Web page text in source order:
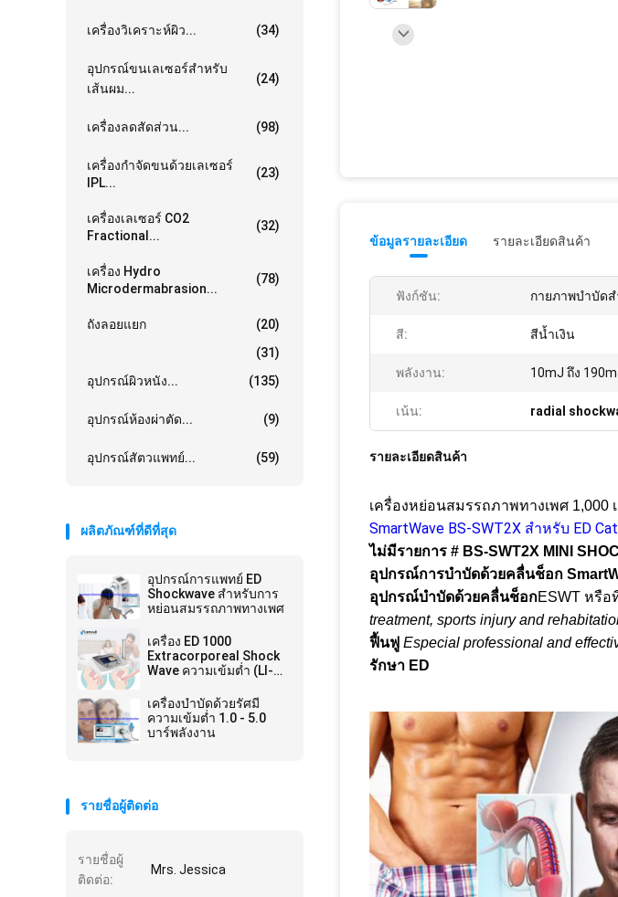
เครื่องวิเคราะห์ผิว... (34)
อุปกรณ์ขนเลเซอร์สำหรับ
เส้นผม...
(24)
เครื่องลดสัดส่วน... (98)
เครื่องกำจัดขนด้วยเลเซอร์
IPL...
(23)
เครื่องเลเซอร์ CO2
Fractional...
(32)
เครื่อง Hydro
Microdermabrasion...
(78)
ถังลอยแยก
(20)
(31)
อุปกรณ์ผิวหนัง...
(135)
อุปกรณ์ห้องผ่าตัด... (9)
อุปกรณ์สัตวแพทย์... (59)
ผลิตภัณฑ์ที่ดีที่สุด
อุปกรณ์การแพทย์ ED
Shockwave สำหรับการ
หย่อนสมรรถภาพทางเพศ
เครื่อง ED 1000
Extracorporeal Shock
Wave ความเข้มต่ำ (LI-
เครื่องบำบัดด้วยรัศมี
ความเข้มต่ำ 1.0 - 5.0
บาร์พลังงาน
รายชื่อผู้ติดต่อ
รายชื่อผู้
ติดต่อ:
Mrs. Jessica
ข้อมูลรายละเอียด รายละเอียดสินค้า
ฟังก์ชัน: กายภาพบำบัดส
สี: สีน้ำเงิน
พลังงาน: 10mJ ถึง
เน้น: radial
รายละเอียดสินค้า
เครื่องหย่อนสมรรถภาพทางเพศ 1,000
SmartWave BS-SWT2X สำหรับ ED
ไม่มีรายการ # BS-SWT2X MINI
อุปกรณ์การบำบัดด้วยคลื่นช็อก
อุปกรณ์บำบัดด้วยคลื่นช็อกESWT หรือ
treatment, sports injury and
ฟื้นฟู Especial professional and
รักษา ED